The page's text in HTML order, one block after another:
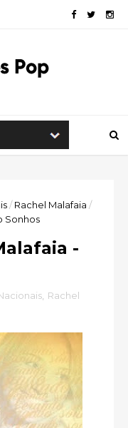
/ Rachel Malafaia /
Sonhos
-
Rachel